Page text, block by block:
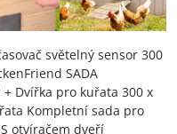
světelný sensor 300
SADA
Dvířka pro kuřata 300 x
Kompletní sada pro
otvíračem dveří